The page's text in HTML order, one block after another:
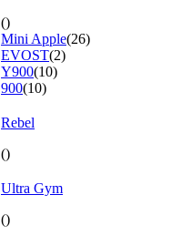
()
Mini Apple(26)
EVOST(2)
Y900(10)
900(10)
Rebel
()
Ultra Gym
()